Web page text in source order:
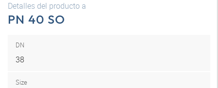
Detalles del producto a
PN 40 SO
DN
38
Size